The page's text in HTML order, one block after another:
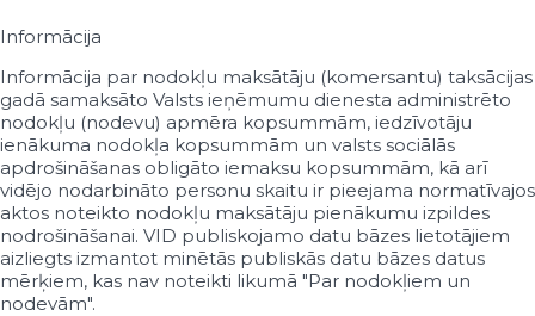
40002098500
40002098515
IK "MAPERS"
40002098549"Judītes Zilickas" IK
40002098568 Individuālais komersants "IZUMRUD"
40002098587 Individuālais komersants "LEINS"
40002098642 IK "RILANA NIKS"
40002098657 Individuālais komersants "Bremis"
40002098661 Individuālais komersants "Raminta"
40002098680 IK "INOLGA"
40002098695 IK "MakNat"
40002098708IK "EIROFEST"
Informācija
Informācija par nodokļu maksātāju (komersantu) taksācijas
gadā samaksāto Valsts ieņēmumu dienesta administrēto
nodokļu (nodevu) apmēra kopsummām, iedzīvotāju
ienākuma nodokļa kopsummām un valsts sociālās
apdrošināšanas obligāto iemaksu kopsummām, kā arī
vidējo nodarbināto personu skaitu ir pieejama normatīvajos
aktos noteikto nodokļu maksātāju pienākumu izpildes
nodrošināšanai. VID publiskojamo datu bāzes lietotājiem
aizliegts izmantot minētās publiskās datu bāzes datus
mērķiem, kas nav noteikti likumā "Par nodokļiem un
nodevām".